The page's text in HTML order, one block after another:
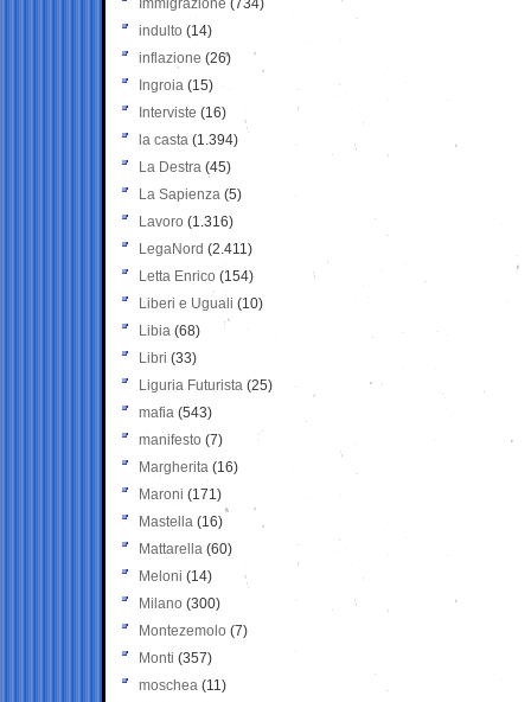
Immigrazione (734)
indulto (14)
inflazione (26)
Ingroia (15)
Interviste (16)
la casta (1.394)
La Destra (45)
La Sapienza (5)
Lavoro (1.316)
LegaNord (2.411)
Letta Enrico (154)
Liberi e Uguali (10)
Libia (68)
Libri (33)
Liguria Futurista (25)
mafia (543)
manifesto (7)
Margherita (16)
Maroni (171)
Mastella (16)
Mattarella (60)
Meloni (14)
Milano (300)
Montezemolo (7)
Monti (357)
moschea (11)